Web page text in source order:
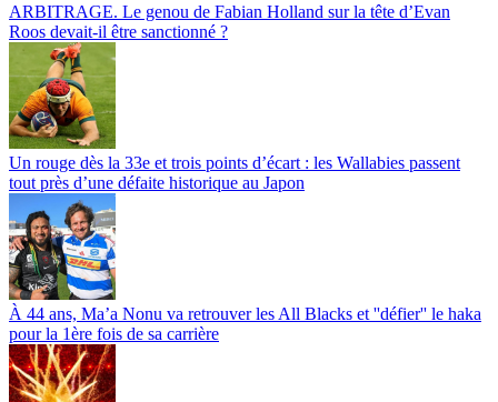
ARBITRAGE. Le genou de Fabian Holland sur la tête d’Evan
Roos devait-il être sanctionné ?
Un rouge dès la 33e et trois points d’écart : les Wallabies passent
tout près d’une défaite historique au Japon
À 44 ans, Ma’a Nonu va retrouver les All Blacks et ''défier'' le haka
pour la 1ère fois de sa carrière